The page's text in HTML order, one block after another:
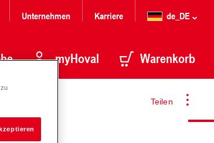
Unternehmen Karriere de_DE
myHoval Warenkorb
Teilen